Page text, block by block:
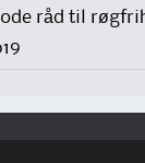
råd til